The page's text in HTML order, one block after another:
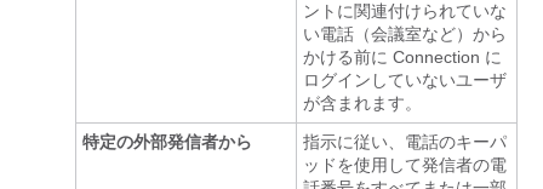
ントに関連付けられていな
い電話（会議室など）から
かける前に Connection に
ログインしていないユーザ
が含まれます。
特定の外部発信者から
指示に従い、電話のキーパ
ッドを使用して発信者の電